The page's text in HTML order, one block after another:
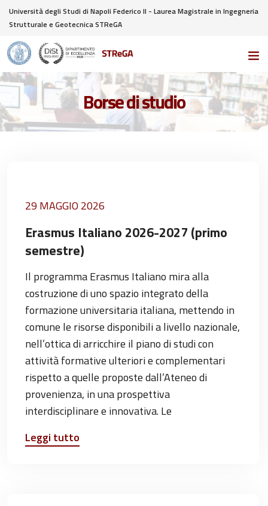
Università degli Studi di Napoli Federico II - Laurea Magistrale in Ingegneria
Strutturale e Geotecnica STReGA
Borse di studio
29 MAGGIO 2026
Erasmus Italiano 2026-2027 (primo
semestre)
Il programma Erasmus Italiano mira alla
costruzione di uno spazio integrato della
formazione universitaria italiana, mettendo in
comune le risorse disponibili a livello nazionale,
nell’ottica di arricchire il piano di studi con
attività formative ulteriori e complementari
rispetto a quelle proposte dall’Ateneo di
provenienza, in una prospettiva
interdisciplinare e innovativa. Le
Leggi tutto